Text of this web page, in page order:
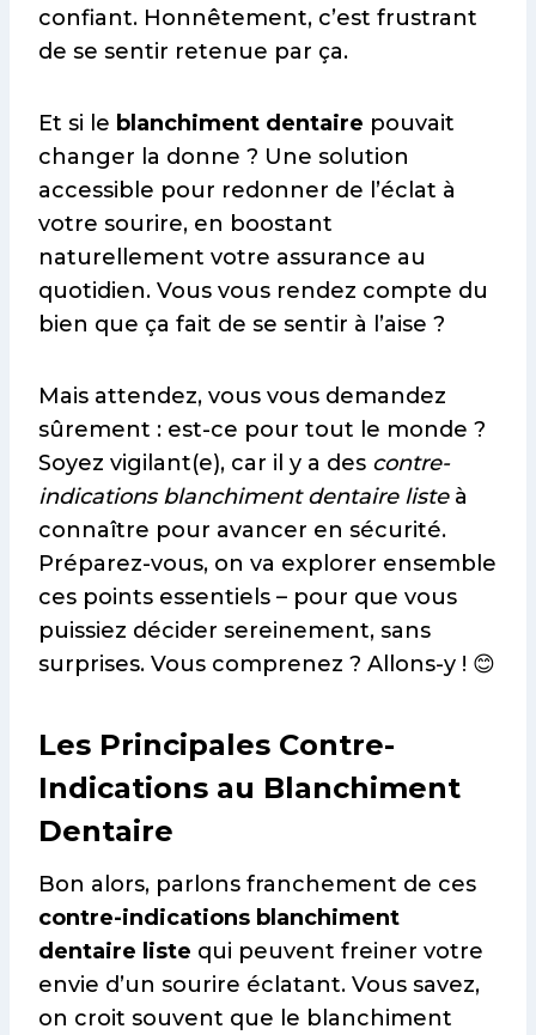
confiant. Honnêtement, c’est frustrant
de se sentir retenue par ça.
Et si le blanchiment dentaire pouvait
changer la donne ? Une solution
accessible pour redonner de l’éclat à
votre sourire, en boostant
naturellement votre assurance au
quotidien. Vous vous rendez compte du
bien que ça fait de se sentir à l’aise ?
Mais attendez, vous vous demandez
sûrement : est-ce pour tout le monde ?
Soyez vigilant(e), car il y a des contre-
indications blanchiment dentaire listeà
connaître pour avancer en sécurité.
Préparez-vous, on va explorer ensemble
ces points essentiels – pour que vous
puissiez décider sereinement, sans
surprises. Vous comprenez ? Allons-y ! 😊
Les Principales Contre-
Indications au Blanchiment
Dentaire
Bon alors, parlons franchement de ces
contre-indications blanchiment
dentaire liste qui peuvent freiner votre
envie d’un sourire éclatant. Vous savez,
on croit souvent que le blanchiment